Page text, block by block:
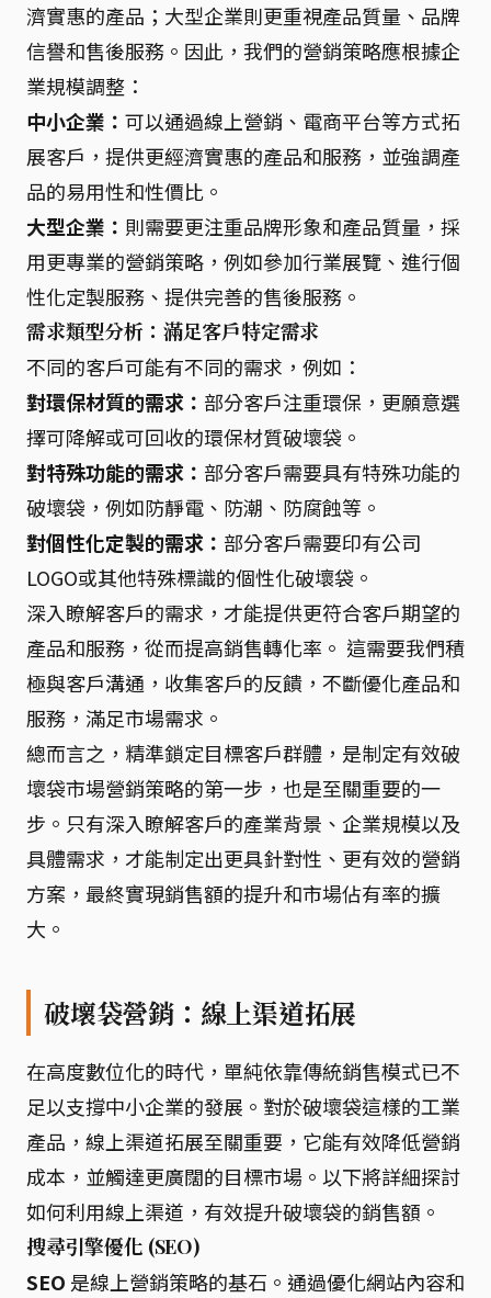
濟實惠的產品；大型企業則更重視產品質量、品牌
信譽和售後服務。因此，我們的營銷策略應根據企
業規模調整：
中小企業： 可以通過線上營銷、電商平台等方式拓
展客戶，提供更經濟實惠的產品和服務，並強調產
品的易用性和性價比。
大型企業： 則需要更注重品牌形象和產品質量，採
用更專業的營銷策略，例如參加行業展覽、進行個
性化定製服務、提供完善的售後服務。
需求類型分析：滿足客戶特定需求
不同的客戶可能有不同的需求，例如：
對環保材質的需求： 部分客戶注重環保，更願意選
擇可降解或可回收的環保材質破壞袋。
對特殊功能的需求： 部分客戶需要具有特殊功能的
破壞袋，例如防靜電、防潮、防腐蝕等。
對個性化定製的需求： 部分客戶需要印有公司
LOGO或其他特殊標識的個性化破壞袋。
深入瞭解客戶的需求，才能提供更符合客戶期望的
產品和服務，從而提高銷售轉化率。 這需要我們積
極與客戶溝通，收集客戶的反饋，不斷優化產品和
服務，滿足市場需求。
總而言之，精準鎖定目標客戶群體，是制定有效破
壞袋市場營銷策略的第一步，也是至關重要的一
步。只有深入瞭解客戶的產業背景、企業規模以及
具體需求，才能制定出更具針對性、更有效的營銷
方案，最終實現銷售額的提升和市場佔有率的擴
大。
破壞袋營銷：線上渠道拓展
在高度數位化的時代，單純依靠傳統銷售模式已不
足以支撐中小企業的發展。對於破壞袋這樣的工業
產品，線上渠道拓展至關重要，它能有效降低營銷
成本，並觸達更廣闊的目標市場。以下將詳細探討
如何利用線上渠道，有效提升破壞袋的銷售額。
搜尋引擎優化 (SEO)
SEO 是線上營銷策略的基石。通過優化網站內容和